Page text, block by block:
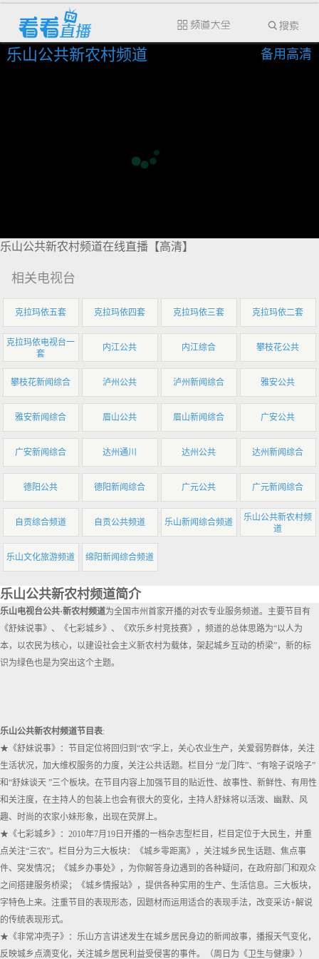
乐山公共新农村频道 备用高清
乐山公共新农村频道在线直播【高清】
相关电视台
克拉玛依五套 克拉玛依四套 克拉玛依三套 克拉玛依二套
克拉玛依电视台一
套
内江公共 内江综合 攀枝花公共
攀枝花新闻综合 泸州公共 泸州新闻综合 雅安公共
雅安新闻综合 眉山公共 眉山新闻综合 广安公共
广安新闻综合 达州通川 达州公共 达州新闻综合
德阳公共 德阳新闻综合 广元公共 广元新闻综合
自贡综合频道 自贡公共频道 乐山新闻综合频道
乐山公共新农村频
道
乐山文化旅游频道 绵阳新闻综合频道
乐山公共新农村频道简介
乐山电视台公共·新农村频道为全国市州首家开播的对农专业服务频道。主要节目有
《舒妹说事》、《七彩城乡》、《欢乐乡村竞技赛》，频道的总体思路为“以人为
本，以农民为核心，以建设社会主义新农村为载体，架起城乡互动的桥梁”，新的标
识为绿色也是为突出这个主题。
乐山公共新农村频道节目表:
★《舒妹说事》：节目定位将回归到“农”字上，关心农业生产，关爱弱势群体，关注
生活状况，加大维权服务的力度，关注公共话题。栏目分 “龙门阵”、“有啥子说啥子”
和“舒妹谈天 ”三个板块。在节目内容上加强节目的贴近性、故事性、新鲜性、有用性
和关注度，在主持人的包装上也会有很大的变化，主持人舒妹将以活泼、幽默、风
趣、时尚的农家小妹形象，出现在荧屏上。
★《七彩城乡》：2010年7月19日开播的一档杂志型栏目，栏目定位于大民生，并重
点关注“三农”。栏目分为三大板块：《城乡零距离》，关注城乡民生话题、焦点事
件、突发情况；《城乡办事处》，为你解答身边遇到的各种疑问，在政府部门和观众
之间搭建服务桥梁；《城乡情报站》，提供各种实用的生产、生活信息。三大板块，
字特色上来。注重节目的表现形态，因题材而运用适合的表现手法，改变采访+解说
的传统表现形式。
★《非常冲壳子》：乐山方言讲述发生在城乡居民身边的新闻故事，播报天气变化，
反映城乡点滴变化，关注城乡居民利益受侵害的事件。（周日为《卫生与健康》）